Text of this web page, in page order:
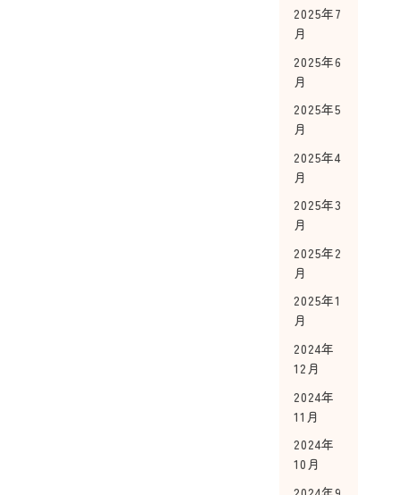
2025年7
月
2025年6
月
2025年5
月
2025年4
月
2025年3
月
2025年2
月
2025年1
月
2024年
12月
2024年
11月
2024年
10月